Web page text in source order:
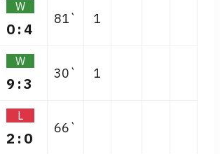
W
0:4
81` 1
W
9:3
30` 1
L
2:0
66`